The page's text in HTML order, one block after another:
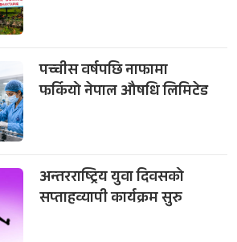
पच्चीस वर्षपछि नाफामा
फर्कियो नेपाल औषधि लिमिटेड
अन्तरराष्ट्रिय युवा दिवसको
सप्ताहव्यापी कार्यक्रम सुरु